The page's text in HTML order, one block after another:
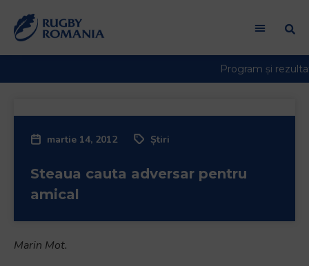
venit
cititorul
Pentru
cititorul
martie 14, 2012 Știri
Steaua cauta adversar pentru
amical
Marin Mot.